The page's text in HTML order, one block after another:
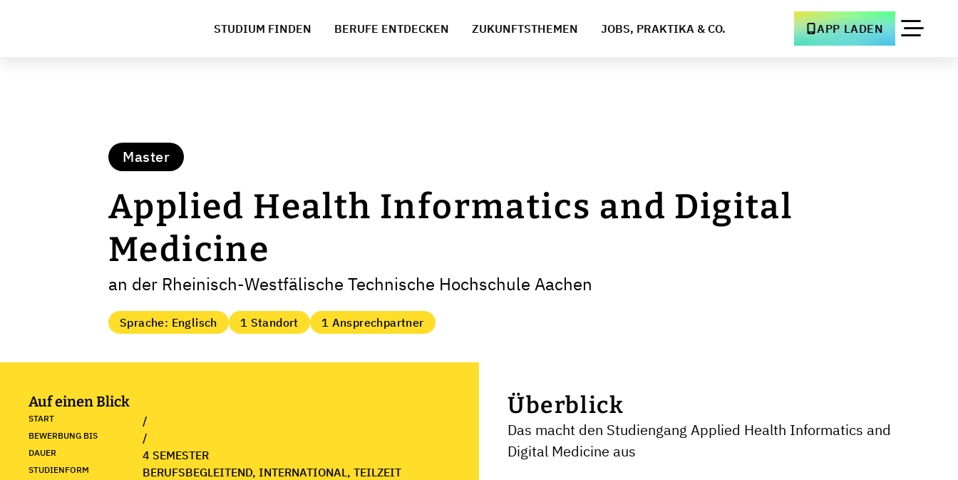
STUDIUM FINDEN BERUFE ENTDECKEN ZUKUNFTSTHEMEN JOBS, PRAKTIKA & CO. APP LADEN
Master
Applied Health Informatics and Digital
Medicine
an der Rheinisch-Westfälische Technische Hochschule Aachen
Sprache: Englisch 1 Standort 1 Ansprechpartner
Auf einen Blick
START /
BEWERBUNG BIS /
DAUER 4 SEMESTER
STUDIENFORM BERUFSBEGLEITEND, INTERNATIONAL, TEILZEIT
Überblick
Das macht den Studiengang Applied Health Informatics and
Digital Medicine aus